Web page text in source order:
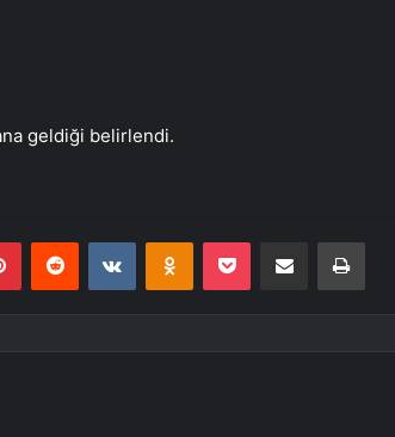
geldiği belirlendi.
PinterestReddit VKontakteOdnoklassniki
Pocket E-Posta ile paylaş